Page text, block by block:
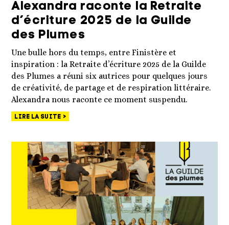
Alexandra raconte la Retraite
d’écriture 2025 de la Guilde
des Plumes
Une bulle hors du temps, entre Finistère et
inspiration : la Retraite d’écriture 2025 de la Guilde
des Plumes a réuni six autrices pour quelques jours
de créativité, de partage et de respiration littéraire.
Alexandra nous raconte ce moment suspendu.
LIRE LA SUITE